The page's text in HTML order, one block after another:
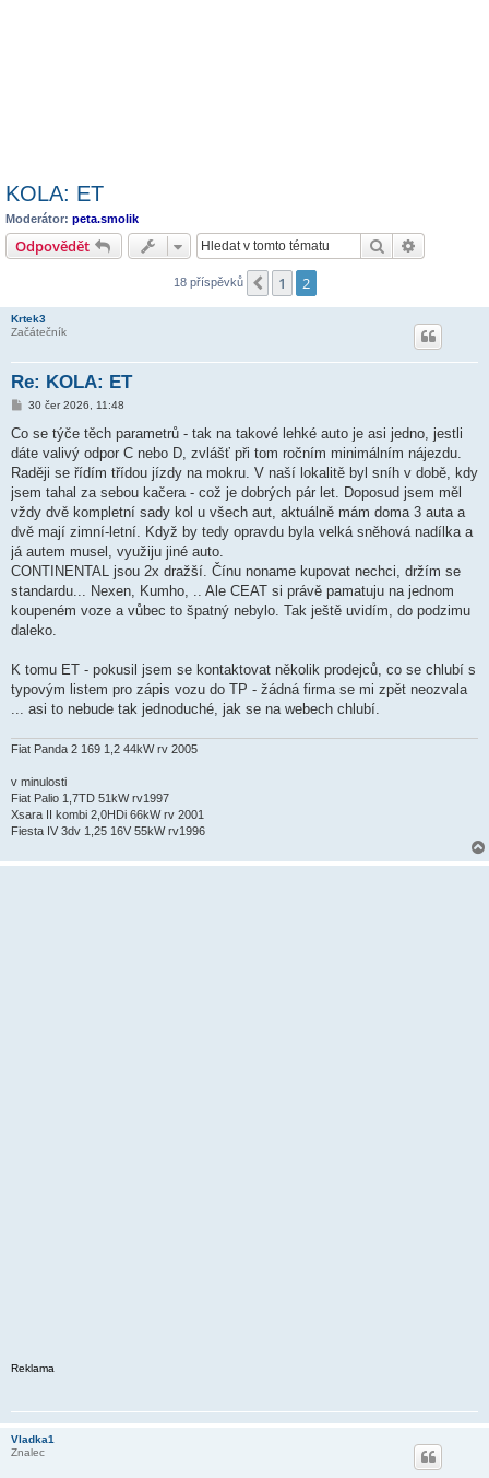
KOLA: ET
Moderátor: peta.smolik
Odpovědět Hledat
18 příspěvků Předchozí
1 2
Krtek3
Začátečník
Re: KOLA: ET
P
í
p
ě
e
k
30 čer 2026, 11:48
Co se týče těch parametrů - tak na takové lehké auto je asi jedno, jestli
dáte valivý odpor C nebo D, zvlášť při tom ročním minimálním nájezdu.
Raději se řídím třídou jízdy na mokru. V naší lokalitě byl sníh v době, kdy
jsem tahal za sebou kačera - což je dobrých pár let. Doposud jsem měl
vždy dvě kompletní sady kol u všech aut, aktuálně mám doma 3 auta a
dvě mají zimní-letní. Když by tedy opravdu byla velká sněhová nadílka a
já autem musel, využiju jiné auto.
CONTINENTAL jsou 2x dražší. Čínu noname kupovat nechci, držím se
standardu... Nexen, Kumho, .. Ale CEAT si právě pamatuju na jednom
koupeném voze a vůbec to špatný nebylo. Tak ještě uvidím, do podzimu
daleko.
K tomu ET - pokusil jsem se kontaktovat několik prodejců, co se chlubí s
typovým listem pro zápis vozu do TP - žádná firma se mi zpět neozvala
... asi to nebude tak jednoduché, jak se na webech chlubí.
Fiat Panda 2 169 1,2 44kW rv 2005
v minulosti
Fiat Palio 1,7TD 51kW rv1997
Xsara II kombi 2,0HDi 66kW rv 2001
Fiesta IV 3dv 1,25 16V 55kW rv1996
Reklama
Vladka1
Znalec